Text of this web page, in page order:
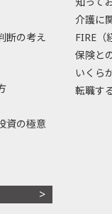
断の考え
資の極意
介護に
FIRE（
保険と
いくら
転職す